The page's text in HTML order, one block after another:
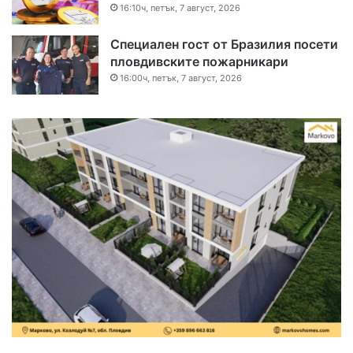
16:10ч, петък, 7 август, 2026
Специален гост от Бразилия посети
пловдивските пожарникари
16:00ч, петък, 7 август, 2026